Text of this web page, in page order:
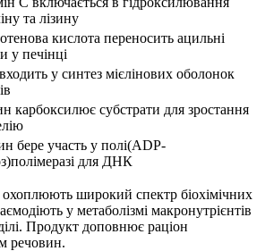
та лізину
кислота переносить ацильні
у печінці
у синтез мієлінових оболонок
карбоксилює субстрати для зростання
бере участь у полі(ADP-
для ДНК
охоплюють широкий спектр біохімічних
у метаболізмі макронутрієнтів
Продукт доповнює раціон
речовин.